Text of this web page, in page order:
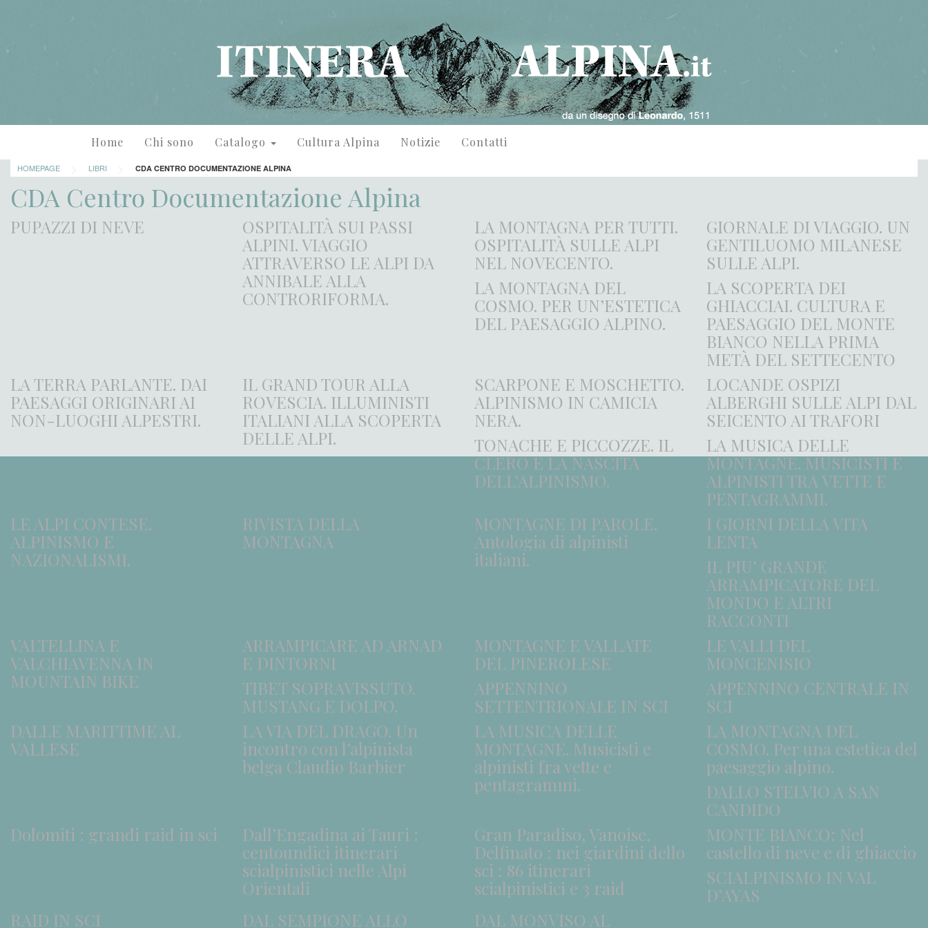
Home Chi sono Catalogo Cultura Alpina Notizie Contatti
HOMEPAGE LIBRI CDA CENTRO DOCUMENTAZIONE ALPINA
CDA Centro Documentazione Alpina
PUPAZZI DI NEVE
OSPITALITÀ SUI PASSI
ALPINI. VIAGGIO
ATTRAVERSO LE ALPI DA
ANNIBALE ALLA
CONTRORIFORMA.
LA MONTAGNA PER TUTTI.
OSPITALITÀ SULLE ALPI
NEL NOVECENTO.
GIORNALE DI VIAGGIO. UN
GENTILUOMO MILANESE
SULLE ALPI.
LA MONTAGNA DEL
COSMO. PER UN’ESTETICA
DEL PAESAGGIO ALPINO.
LA SCOPERTA DEI
GHIACCIAI. CULTURA E
PAESAGGIO DEL MONTE
BIANCO NELLA PRIMA
METÀ DEL SETTECENTO
LA TERRA PARLANTE. DAI
PAESAGGI ORIGINARI AI
NON-LUOGHI ALPESTRI.
IL GRAND TOUR ALLA
ROVESCIA. ILLUMINISTI
ITALIANI ALLA SCOPERTA
DELLE ALPI.
SCARPONE E MOSCHETTO.
ALPINISMO IN CAMICIA
NERA.
LOCANDE OSPIZI
ALBERGHI SULLE ALPI DAL
SEICENTO AI TRAFORI
TONACHE E PICCOZZE. IL
CLERO E LA NASCITA
DELL’ALPINISMO.
LA MUSICA DELLE
MONTAGNE. MUSICISTI E
ALPINISTI TRA VETTE E
PENTAGRAMMI.
LE ALPI CONTESE.
ALPINISMO E
NAZIONALISMI.
RIVISTA DELLA
MONTAGNA
MONTAGNE DI PAROLE.
Antologia di alpinisti
italiani.
I GIORNI DELLA VITA
LENTA
IL PIU’ GRANDE
ARRAMPICATORE DEL
MONDO E ALTRI
RACCONTI
VALTELLINA E
VALCHIAVENNA IN
MOUNTAIN BIKE
ARRAMPICARE AD ARNAD
E DINTORNI
MONTAGNE E VALLATE
DEL PINEROLESE
LE VALLI DEL
MONCENISIO
TIBET SOPRAVISSUTO.
MUSTANG E DOLPO.
APPENNINO
SETTENTRIONALE IN SCI
APPENNINO CENTRALE IN
SCI
DALLE MARITTIME AL
VALLESE
LA VIA DEL DRAGO. Un
incontro con l’alpinista
belga Claudio Barbier
LA MUSICA DELLE
MONTAGNE. Musicisti e
alpinisti fra vette e
pentagrammi.
LA MONTAGNA DEL
COSMO. Per una estetica del
paesaggio alpino.
DALLO STELVIO A SAN
CANDIDO
Dolomiti : grandi raid in sci
Dall’Engadina ai Tauri :
centoundici itinerari
scialpinistici nelle Alpi
Orientali
Gran Paradiso, Vanoise,
Delfinato : nei giardini dello
sci : 86 itinerari
scialpinistici e 3 raid
MONTE BIANCO: Nel
castello di neve e di ghiaccio
SCIALPINISMO IN VAL
D’AYAS
RAID IN SCI
DAL SEMPIONE ALLO
DAL MONVISO AL